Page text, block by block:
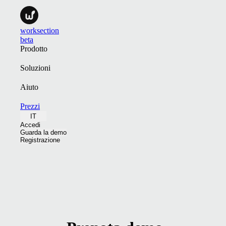
worksection
beta
Prodotto
Soluzioni
Aiuto
Prezzi
IT
Accedi
Guarda la demo
Registrazione